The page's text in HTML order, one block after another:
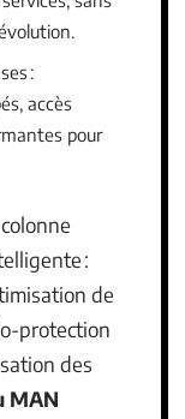
:
accès
pour
:
de
protection
des
MAN